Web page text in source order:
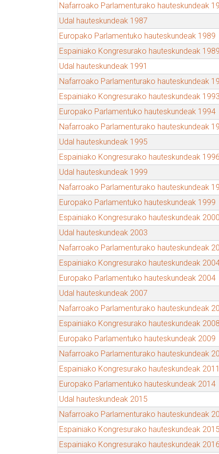
Nafarroako Parlamenturako hauteskundeak
Udal hauteskundeak 1987
Europako Parlamentuko hauteskundeak 1989
Espainiako Kongresurako hauteskundeak 1989
Udal hauteskundeak 1991
Nafarroako Parlamenturako hauteskundeak
Espainiako Kongresurako hauteskundeak 1993
Europako Parlamentuko hauteskundeak 1994
Nafarroako Parlamenturako hauteskundeak
Udal hauteskundeak 1995
Espainiako Kongresurako hauteskundeak 1996
Udal hauteskundeak 1999
Nafarroako Parlamenturako hauteskundeak
Europako Parlamentuko hauteskundeak 1999
Espainiako Kongresurako hauteskundeak 2000
Udal hauteskundeak 2003
Nafarroako Parlamenturako hauteskundeak
Espainiako Kongresurako hauteskundeak
Europako Parlamentuko hauteskundeak 2004
Udal hauteskundeak 2007
Nafarroako Parlamenturako hauteskundeak
Espainiako Kongresurako hauteskundeak 2008
Europako Parlamentuko hauteskundeak 2009
Nafarroako Parlamenturako hauteskundeak
Espainiako Kongresurako hauteskundeak 2011
Europako Parlamentuko hauteskundeak 2014
Udal hauteskundeak 2015
Nafarroako Parlamenturako hauteskundeak
Espainiako Kongresurako hauteskundeak 2015
Espainiako Kongresurako hauteskundeak 2016